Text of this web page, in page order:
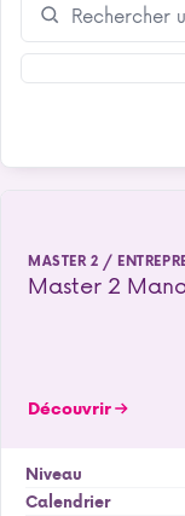
MASTER 2 /
Master 2
Découvrir
Niveau
Calendrier